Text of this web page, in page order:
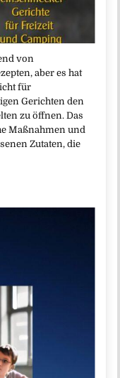
von
aber es hat
für
Gerichten den
zu öffnen. Das
Maßnahmen und
Zutaten, die